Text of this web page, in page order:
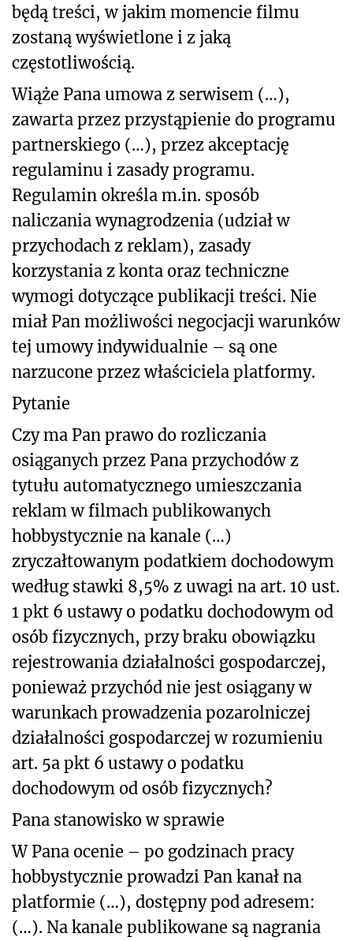
będą treści, w jakim momencie filmu
zostaną wyświetlone i z jaką
częstotliwością.
Wiąże Pana umowa z serwisem (…),
zawarta przez przystąpienie do programu
partnerskiego (…), przez akceptację
regulaminu i zasady programu.
Regulamin określa m.in. sposób
naliczania wynagrodzenia (udział w
przychodach z reklam), zasady
korzystania z konta oraz techniczne
wymogi dotyczące publikacji treści. Nie
miał Pan możliwości negocjacji warunków
tej umowy indywidualnie – są one
narzucone przez właściciela platformy.
Pytanie
Czy ma Pan prawo do rozliczania
osiąganych przez Pana przychodów z
tytułu automatycznego umieszczania
reklam w filmach publikowanych
hobbystycznie na kanale (…)
zryczałtowanym podatkiem dochodowym
według stawki 8,5% z uwagi na art. 10 ust.
1 pkt 6 ustawy o podatku dochodowym od
osób fizycznych, przy braku obowiązku
rejestrowania działalności gospodarczej,
ponieważ przychód nie jest osiągany w
warunkach prowadzenia pozarolniczej
działalności gospodarczej w rozumieniu
art. 5a pkt 6 ustawy o podatku
dochodowym od osób fizycznych?
Pana stanowisko w sprawie
W Pana ocenie – po godzinach pracy
hobbystycznie prowadzi Pan kanał na
platformie (…), dostępny pod adresem:
(…). Na kanale publikowane są nagrania